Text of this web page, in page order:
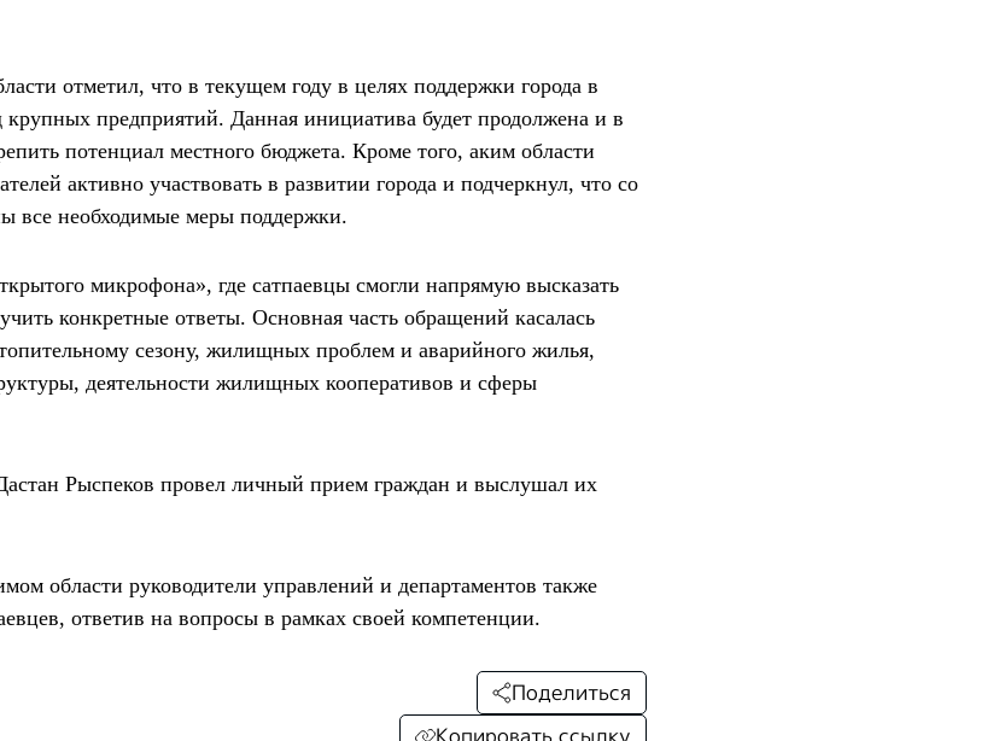
отметил, что в текущем году в целях поддержки города в
крупных предприятий. Данная инициатива будет продолжена и в
потенциал местного бюджета. Кроме того, аким области
активно участвовать в развитии города и подчеркнул, что со
все необходимые меры поддержки.
микрофона», где сатпаевцы смогли напрямую высказать
конкретные ответы. Основная часть обращений касалась
сезону, жилищных проблем и аварийного жилья,
деятельности жилищных кооперативов и сферы
Рыспеков провел личный прием граждан и выслушал их
области руководители управлений и департаментов также
ответив на вопросы в рамках своей компетенции.
Поделиться